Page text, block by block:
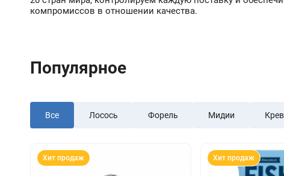
компромиссов в отношении качества.
Популярное
Все Лосось Форель Мидии
Хит продаж Хит продаж